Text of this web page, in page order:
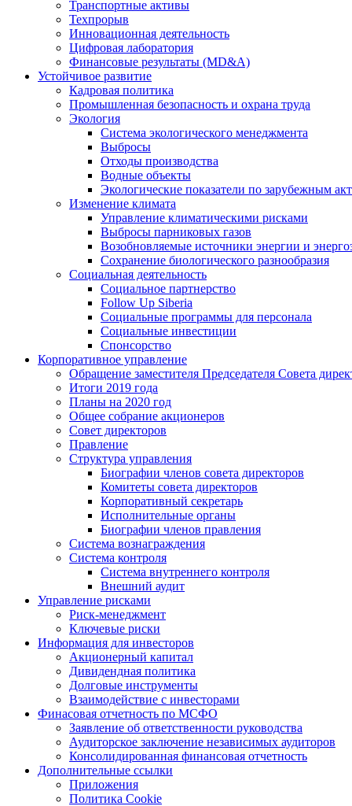
Транспортные активы
Техпрорыв
Инновационная деятельность
Цифровая лаборатория
Финансовые результаты (MD&A)
Устойчивое развитие
Кадровая политика
Промышленная безопасность и охрана труда
Экология
Система экологического менеджмента
Выбросы
Отходы производства
Водные объекты
Экологические показатели по зарубежным
Изменение климата
Управление климатическими рисками
Выбросы парниковых газов
Возобновляемые источники энергии и
Сохранение биологического разнообразия
Социальная деятельность
Социальное партнерство
Follow Up Siberia
Социальные программы для персонала
Социальные инвестиции
Спонсорство
Корпоративное управление
Обращение заместителя Председателя Совета
Итоги 2019 года
Планы на 2020 год
Общее собрание акционеров
Совет директоров
Правление
Структура управления
Биографии членов совета директоров
Комитеты совета директоров
Корпоративный секретарь
Исполнительные органы
Биографии членов правления
Система вознаграждения
Система контроля
Система внутреннего контроля
Внешний аудит
Управление рисками
Риск-менеджмент
Ключевые риски
Информация для инвесторов
Акционерный капитал
Дивидендная политика
Долговые инструменты
Взаимодействие с инвеcторами
Финасовая отчетность по МСФО
Заявление об ответственности руководства
Аудиторское заключение независимых аудиторов
Консолидированная финансовая отчетность
Дополнительные ссылки
Приложения
Политика Cookie